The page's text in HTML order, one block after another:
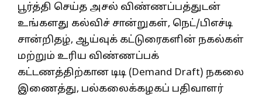
பூர்த்தி செய்த அசல் விண்ணப்பத்துடன்
உங்களது கல்விச் சான்றுகள், நெட்/பிஎச்டி
சான்றிதழ், ஆய்வுக் கட்டுரைகளின் நகல்கள்
மற்றும் உரிய விண்ணப்பக்
கட்டணத்திற்கான டிடி (Demand Draft) நகலை
இணைத்து, பல்கலைக்கழகப் பதிவாளர்